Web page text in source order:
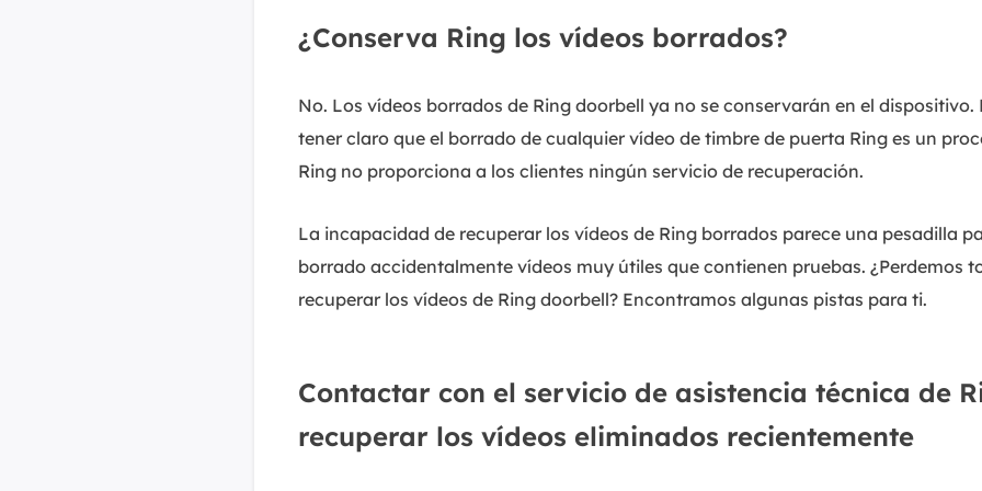
¿Conserva Ring los vídeos borrados?
No. Los vídeos borrados de Ring doorbell ya no se conservarán en el dispositivo.
tener claro que el borrado de cualquier vídeo de timbre de puerta Ring es un
Ring no proporciona a los clientes ningún servicio de recuperación.
La incapacidad de recuperar los vídeos de Ring borrados parece una pesadilla
borrado accidentalmente vídeos muy útiles que contienen pruebas. ¿Perdemos
recuperar los vídeos de Ring doorbell? Encontramos algunas pistas para ti.
Contactar con el servicio de asistencia técnica de
recuperar los vídeos eliminados recientemente